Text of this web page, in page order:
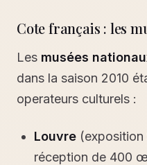
Cote français : les
Les musées
dans la saison 2010
operateurs culturels :
Louvre
réception de 400